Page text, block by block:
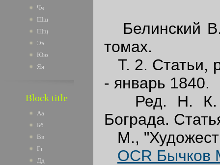
Чч
Шш
Щщ
Ээ
Юю
Яя
Block title
Аа
Бб
Вв
Гг
Дд
Белинский
томах.
Т. 2. Статьи,
- январь 1840.
Ред. Н. К.
Бограда.
М.,
OCR Бычков